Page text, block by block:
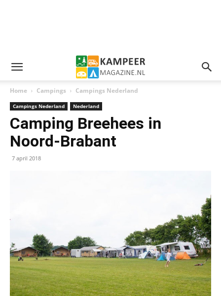
Home Campings Campings Nederland
Campings Nederland Nederland
Camping Breehees in
Noord-Brabant
7 april 2018